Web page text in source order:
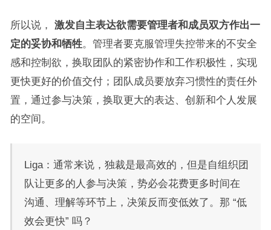
所以说， 激发自主表达欲需要管理者和成员双方作出一
定的妥协和牺牲。管理者要克服管理失控带来的不安全
感和控制欲，换取团队的紧密协作和工作积极性，实现
更快更好的价值交付；团队成员要放弃习惯性的责任外
置，通过参与决策，换取更大的表达、创新和个人发展
的空间。
Liga：通常来说，独裁是最高效的，但是自组织团
队让更多的人参与决策，势必会花费更多时间在
沟通、理解等环节上，决策反而变低效了。那 “低
效会更快” 吗？